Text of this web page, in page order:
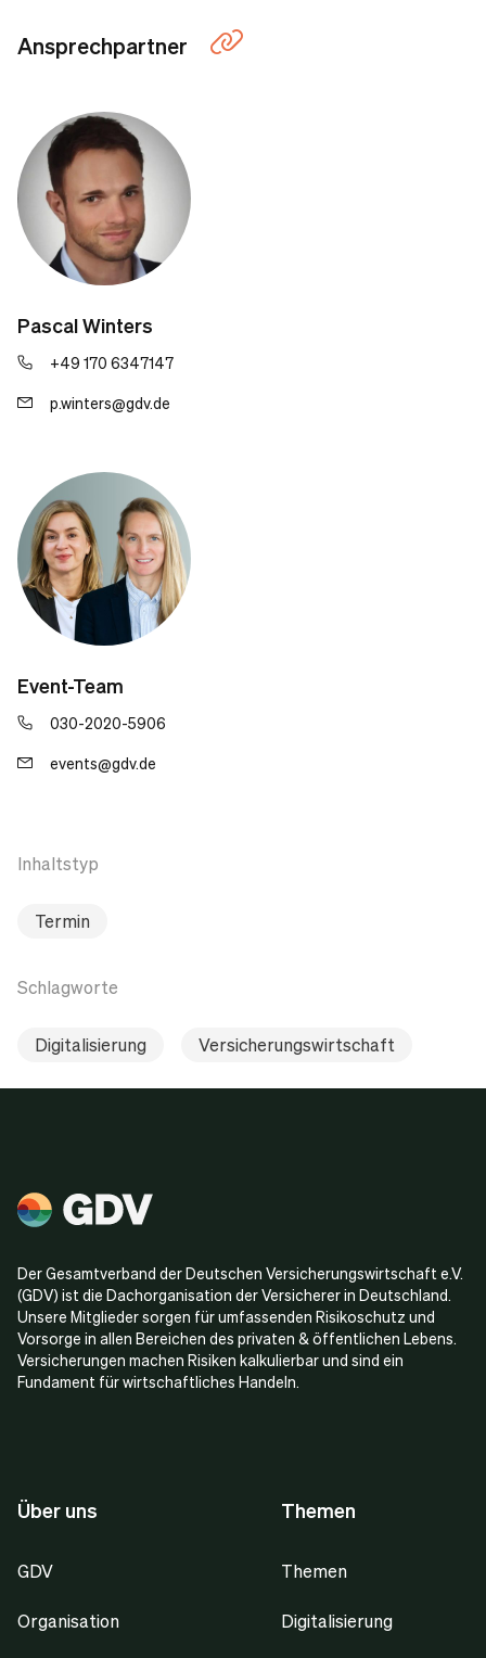
Ansprechpartner
Pascal Winters
+49 170 6347147
p.winters@gdv.de
Event-Team
030-2020-5906
events@gdv.de
Inhaltstyp
Termin
Schlagworte
Digitalisierung Versicherungswirtschaft
Der Gesamtverband der Deutschen Versicherungswirtschaft e.V.
(GDV) ist die Dachorganisation der Versicherer in Deutschland.
Unsere Mitglieder sorgen für umfassenden Risikoschutz und
Vorsorge in allen Bereichen des privaten & öffentlichen Lebens.
Versicherungen machen Risiken kalkulierbar und sind ein
Fundament für wirtschaftliches Handeln.
Über uns
GDV
Organisation
Themen
Themen
Digitalisierung